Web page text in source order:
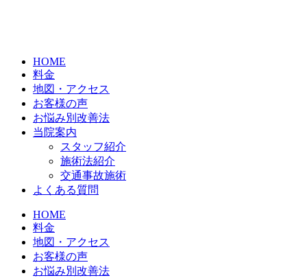
HOME
料金
地図・アクセス
お客様の声
お悩み別改善法
当院案内
スタッフ紹介
施術法紹介
交通事故施術
よくある質問
HOME
料金
地図・アクセス
お客様の声
お悩み別改善法